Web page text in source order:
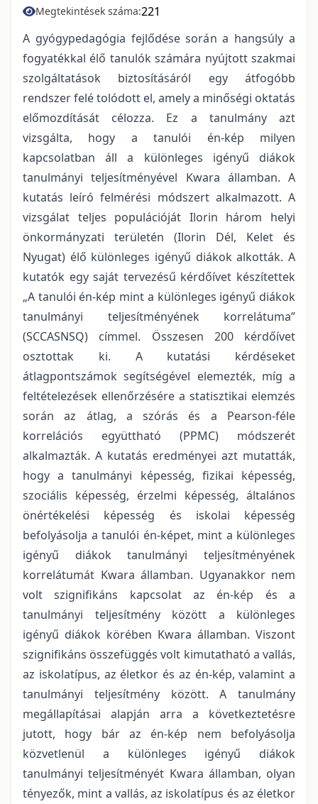
Megtekintések száma:221
A gyógypedagógia fejlődése során a hangsúly a
fogyatékkal élő tanulók számára nyújtott szakmai
szolgáltatások biztosításáról egy átfogóbb
rendszer felé tolódott el, amely a minőségi oktatás
előmozdítását célozza. Ez a tanulmány azt
vizsgálta, hogy a tanulói én-kép milyen
kapcsolatban áll a különleges igényű diákok
tanulmányi teljesítményével Kwara államban. A
kutatás leíró felmérési módszert alkalmazott. A
vizsgálat teljes populációját Ilorin három helyi
önkormányzati területén (Ilorin Dél, Kelet és
Nyugat) élő különleges igényű diákok alkották. A
kutatók egy saját tervezésű kérdőívet készítettek
„A tanulói én-kép mint a különleges igényű diákok
tanulmányi teljesítményének korrelátuma”
(SCCASNSQ) címmel. Összesen 200 kérdőívet
osztottak ki. A kutatási kérdéseket
átlagpontszámok segítségével elemezték, míg a
feltételezések ellenőrzésére a statisztikai elemzés
során az átlag, a szórás és a Pearson-féle
korrelációs együttható (PPMC) módszerét
alkalmazták. A kutatás eredményei azt mutatták,
hogy a tanulmányi képesség, fizikai képesség,
szociális képesség, érzelmi képesség, általános
önértékelési képesség és iskolai képesség
befolyásolja a tanulói én-képet, mint a különleges
igényű diákok tanulmányi teljesítményének
korrelátumát Kwara államban. Ugyanakkor nem
volt szignifikáns kapcsolat az én-kép és a
tanulmányi teljesítmény között a különleges
igényű diákok körében Kwara államban. Viszont
szignifikáns összefüggés volt kimutatható a vallás,
az iskolatípus, az életkor és az én-kép, valamint a
tanulmányi teljesítmény között. A tanulmány
megállapításai alapján arra a következtetésre
jutott, hogy bár az én-kép nem befolyásolja
közvetlenül a különleges igényű diákok
tanulmányi teljesítményét Kwara államban, olyan
tényezők, mint a vallás, az iskolatípus és az életkor